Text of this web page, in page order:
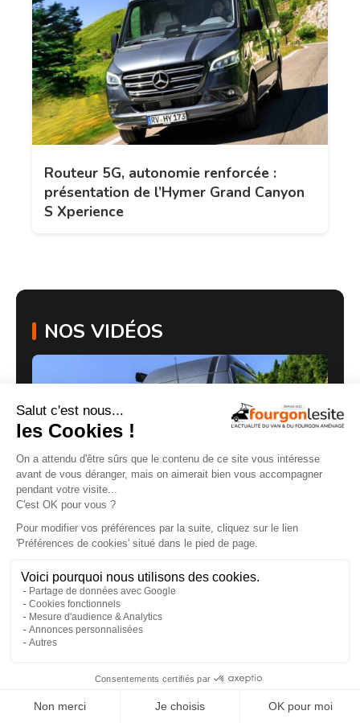
Routeur 5G, autonomie renforcée :
présentation de l’Hymer Grand Canyon
S Xperience
NOS VIDÉOS
Routeur 5G, autonomie renforcée :
présentation de l’Hymer Grand Canyon S
Xperience
29/07/2026